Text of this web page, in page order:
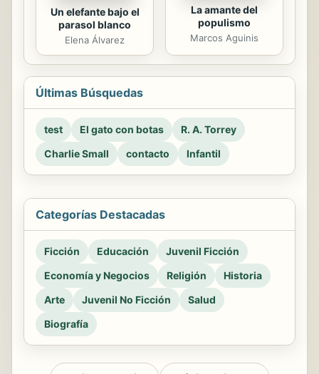
Un elefante bajo el
parasol blanco
Elena Álvarez
La amante del
populismo
Marcos Aguinis
Últimas Búsquedas
test El gato con botas
R. A. Torrey
Charlie Small
contacto Infantil
Categorías Destacadas
Ficción Educación
Juvenil Ficción
Economía y Negocios
Religión
Historia
Arte
Juvenil No Ficción
Salud
Biografía